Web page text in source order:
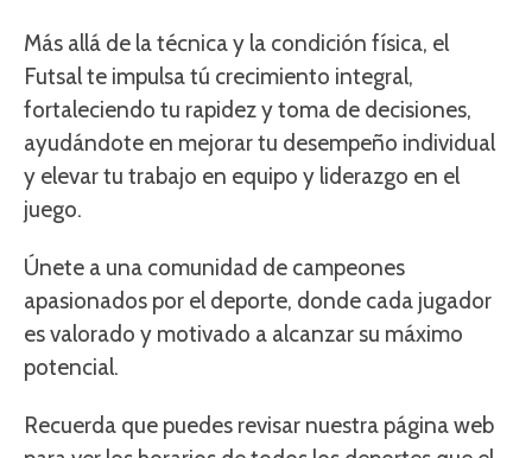
Más allá de la técnica y la condición física, el
Futsal te impulsa tú crecimiento integral,
fortaleciendo tu rapidez y toma de decisiones,
ayudándote en mejorar tu desempeño individual
y elevar tu trabajo en equipo y liderazgo en el
juego.
Únete a una comunidad de campeones
apasionados por el deporte, donde cada jugador
es valorado y motivado a alcanzar su máximo
potencial.
Recuerda que puedes revisar nuestra página web